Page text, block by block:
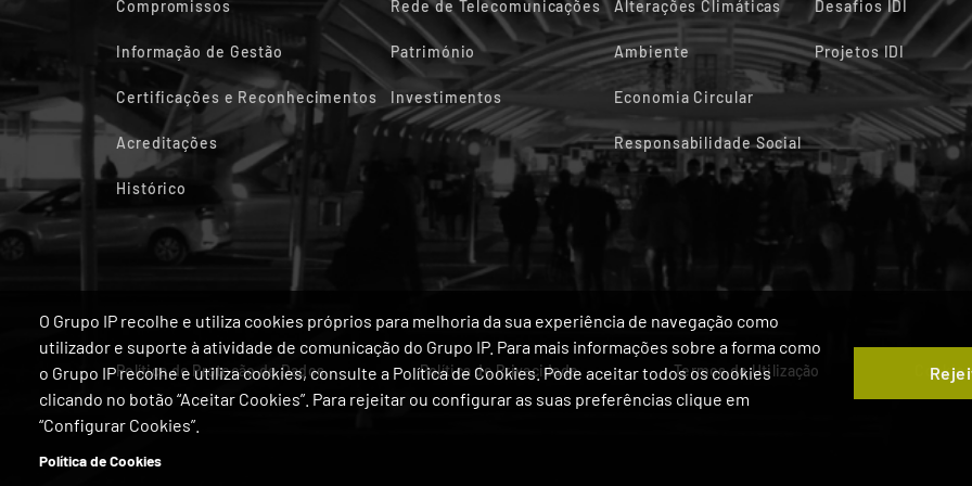
O Grupo IP recolhe e utiliza cookies próprios para melhoria da sua experiência de navegação como
utilizador e suporte à atividade de comunicação do Grupo IP. Para mais informações sobre a forma como
o Grupo IP recolhe e utiliza cookies, consulte a Política de Cookies. Pode aceitar todos os cookies
clicando no botão “Aceitar Cookies”. Para rejeitar ou configurar as suas preferências clique em
“Configurar Cookies”.
Política de Cookies
Compromissos
Informação de Gestão
Certificações e Reconhecimentos
Acreditações
Histórico
Rede de Telecomunicações
Património
Investimentos
Alterações Climáticas
Ambiente
Economia Circular
Responsabilidade Social
Desafios IDI
Projetos IDI
Política de Proteção de Dados Política de Privacidade Termos de Utilização Cookies